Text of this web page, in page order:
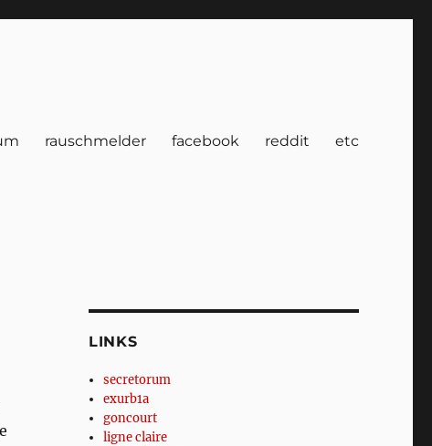
rauschmelder facebook reddit etc
LINKS
secretorum
exurb1a
goncourt
ligne claire